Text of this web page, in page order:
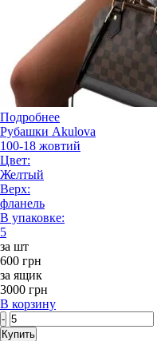
Подробнее
Рубашки Akulova
100-18 жовтий
Цвет:
Желтый
Верх:
фланель
В упаковке:
5
за шт
600 грн
за ящик
3000 грн
В корзину
-
Купить